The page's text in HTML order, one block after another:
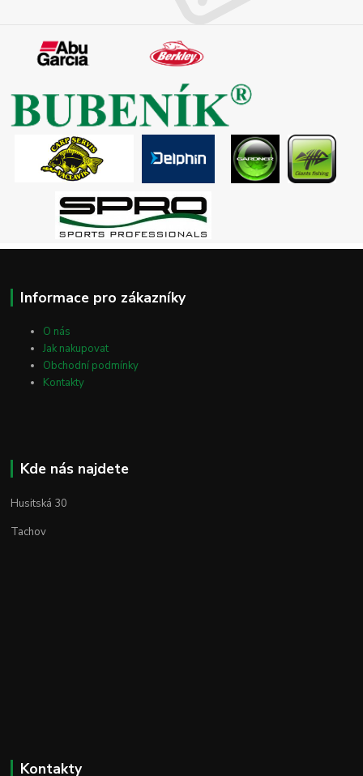
Informace pro zákazníky
O nás
Jak nakupovat
Obchodní podmínky
Kontakty
Kde nás najdete
Husitská 30
Tachov
Kontakty